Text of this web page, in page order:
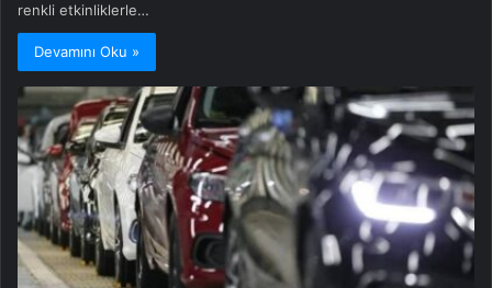
renkli etkinliklerle…
Devamını Oku »